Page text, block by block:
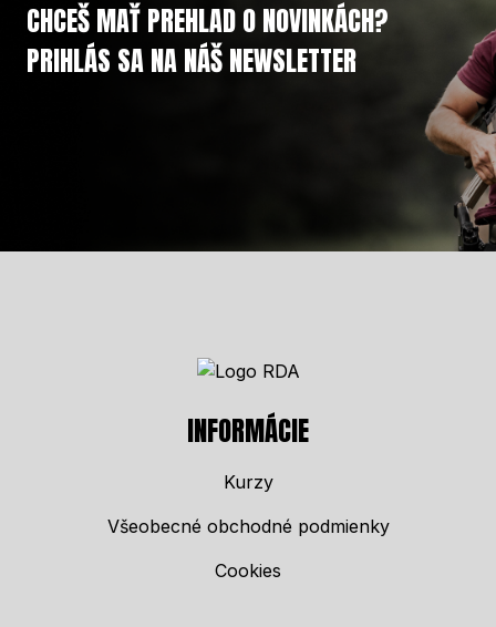
CHCEŠ MAŤ PREHLAD O NOVINKÁCH?
PRIHLÁS SA NA NÁŠ NEWSLETTER
INFORMÁCIE
Kurzy
Všeobecné obchodné podmienky
Cookies